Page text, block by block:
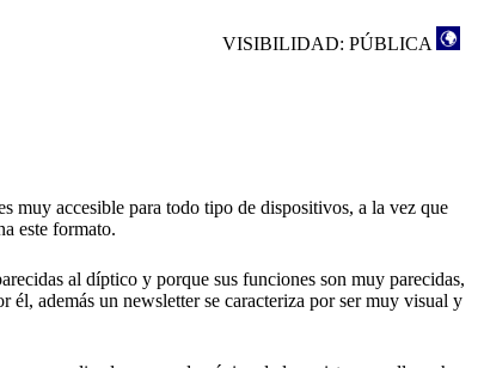
VISIBILIDAD: PÚBLICA
muy accesible para todo tipo de dispositivos, a la vez que
este formato.
al díptico y porque sus funciones son muy parecidas,
además un newsletter se caracteriza por ser muy visual y